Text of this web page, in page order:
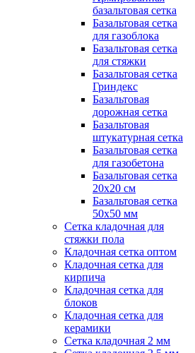
базальтовая сетка
Базальтовая сетка
для газоблока
Базальтовая сетка
для стяжки
Базальтовая сетка
Гриндекс
Базальтовая
дорожная сетка
Базальтовая
штукатурная сетка
Базальтовая сетка
для газобетона
Базальтовая сетка
20x20 см
Базальтовая сетка
50x50 мм
Сетка кладочная для
стяжки пола
Кладочная сетка оптом
Кладочная сетка для
кирпича
Кладочная сетка для
блоков
Кладочная сетка для
керамики
Сетка кладочная 2 мм